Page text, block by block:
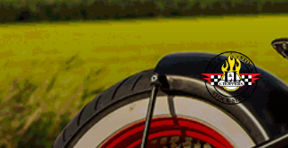
Ga
naar
inhoud